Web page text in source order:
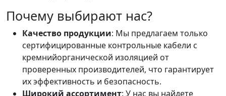
Почему выбирают нас?
Качество продукции: Мы предлагаем только
сертифицированные контрольные кабели с
кремнийорганической изоляцией от
проверенных производителей, что гарантирует
их эффективность и безопасность.
Широкий ассортимент: У нас вы найдете